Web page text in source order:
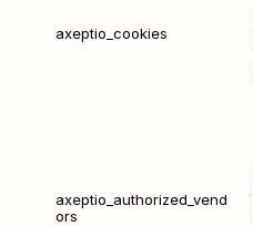
axeptio_cookies
axeptio_authorized_vend
ors